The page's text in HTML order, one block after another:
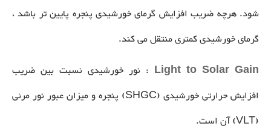
شود. هرچه ضریب افزایش گرمای خورشیدی پنجره پایین تر باشد ،
گرمای خورشیدی کمتری منتقل می کند.
Light to Solar Gain : نور خورشیدی نسبت بین ضریب
افزایش حرارتی خورشیدی (SHGC) پنجره و میزان عبور نور مرئی
(VLT) آن است.